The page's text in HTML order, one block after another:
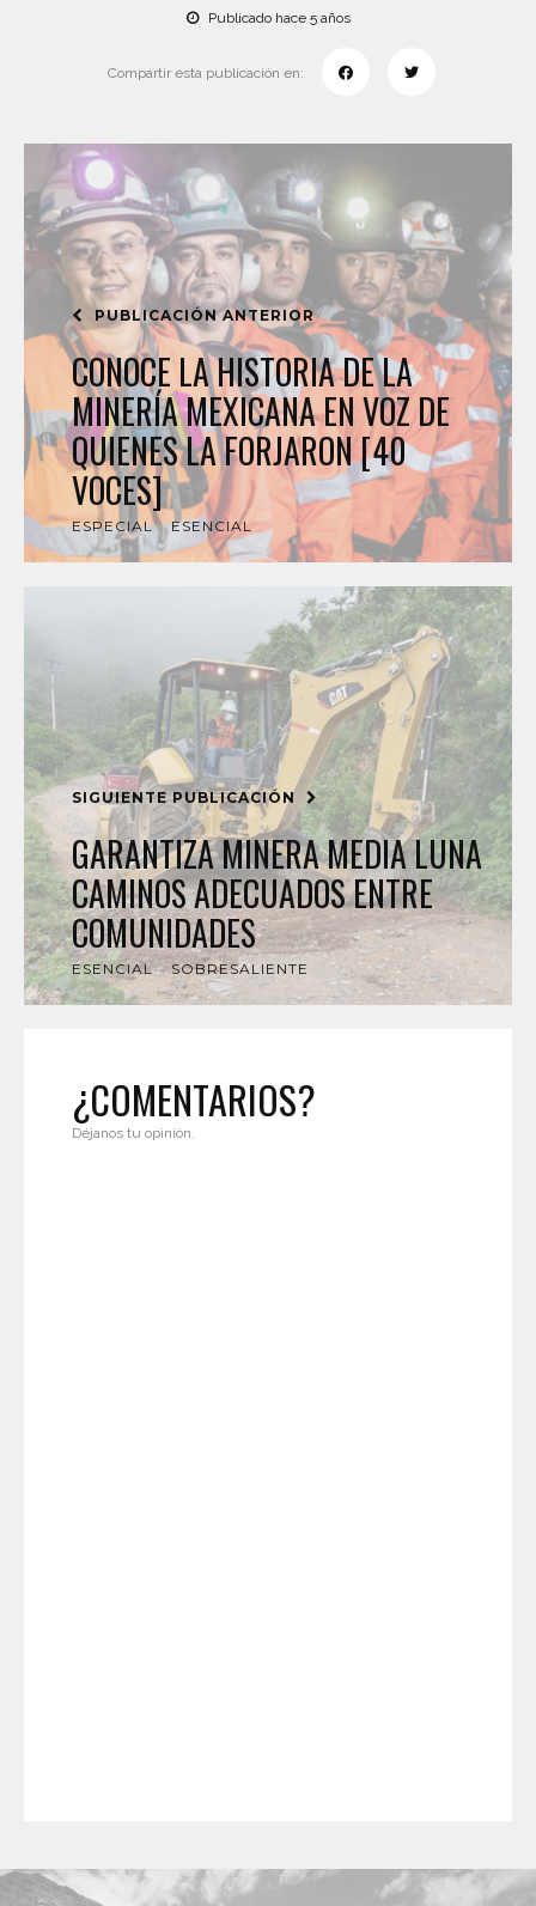
Publicado hace 5 años
Compartir esta publicación en:
PUBLICACIÓN ANTERIOR
CONOCE LA HISTORIA DE LA
MINERÍA MEXICANA EN VOZ DE
QUIENES LA FORJARON [40
VOCES]
ESPECIAL ESENCIAL
SIGUIENTE PUBLICACIÓN
GARANTIZA MINERA MEDIA LUNA
CAMINOS ADECUADOS ENTRE
COMUNIDADES
ESENCIAL SOBRESALIENTE
¿COMENTARIOS?
Déjanos tu opinión.